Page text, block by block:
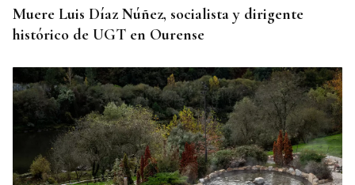
Muere Luis Díaz Núñez, socialista y dirigente
histórico de UGT en Ourense